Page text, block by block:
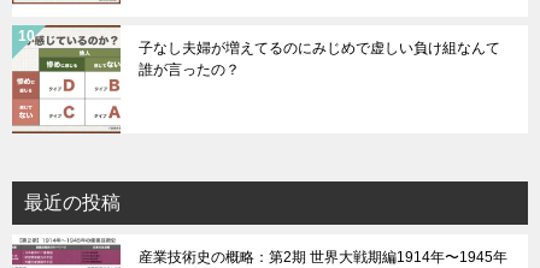
子なし夫婦が増えてるのにみじめで虚しい負け組なんて
誰が言ったの？
最近の投稿
産業技術史の概略：第2期 世界大戦期編1914年〜1945年